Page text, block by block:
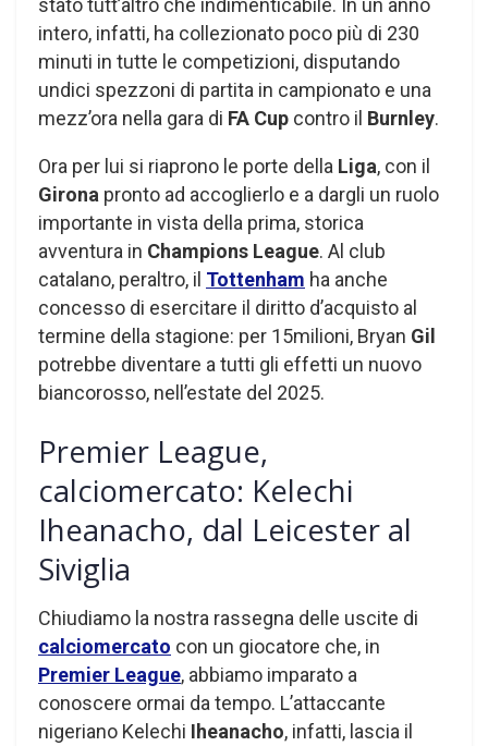
stato tutt’altro che indimenticabile. In un anno
intero, infatti, ha collezionato poco più di 230
minuti in tutte le competizioni, disputando
undici spezzoni di partita in campionato e una
mezz’ora nella gara di FA Cup contro il Burnley.
Ora per lui si riaprono le porte della Liga, con il
Girona pronto ad accoglierlo e a dargli un ruolo
importante in vista della prima, storica
avventura in Champions League. Al club
catalano, peraltro, il Tottenham ha anche
concesso di esercitare il diritto d’acquisto al
termine della stagione: per 15milioni, Bryan Gil
potrebbe diventare a tutti gli effetti un nuovo
biancorosso, nell’estate del 2025.
Premier League,
calciomercato: Kelechi
Iheanacho, dal Leicester al
Siviglia
Chiudiamo la nostra rassegna delle uscite di
calciomercato con un giocatore che, in
Premier League, abbiamo imparato a
conoscere ormai da tempo. L’attaccante
nigeriano Kelechi Iheanacho, infatti, lascia il